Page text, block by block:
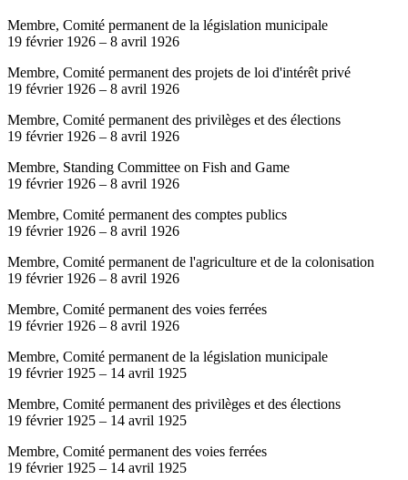
Membre, Comité permanent de la législation municipale
19 février 1926 – 8 avril 1926
Membre, Comité permanent des projets de loi d'intérêt privé
19 février 1926 – 8 avril 1926
Membre, Comité permanent des privilèges et des élections
19 février 1926 – 8 avril 1926
Membre, Standing Committee on Fish and Game
19 février 1926 – 8 avril 1926
Membre, Comité permanent des comptes publics
19 février 1926 – 8 avril 1926
Membre, Comité permanent de l'agriculture et de la colonisation
19 février 1926 – 8 avril 1926
Membre, Comité permanent des voies ferrées
19 février 1926 – 8 avril 1926
Membre, Comité permanent de la législation municipale
19 février 1925 – 14 avril 1925
Membre, Comité permanent des privilèges et des élections
19 février 1925 – 14 avril 1925
Membre, Comité permanent des voies ferrées
19 février 1925 – 14 avril 1925